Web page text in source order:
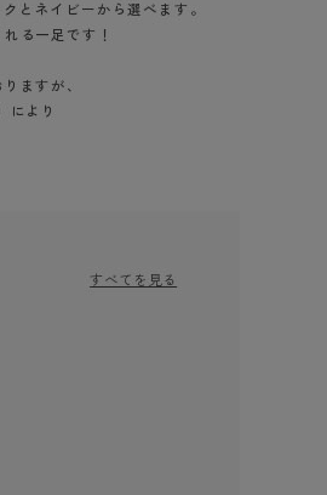
とネイビーから選べます。
る一足です！
ますが、
により
すべてを見る